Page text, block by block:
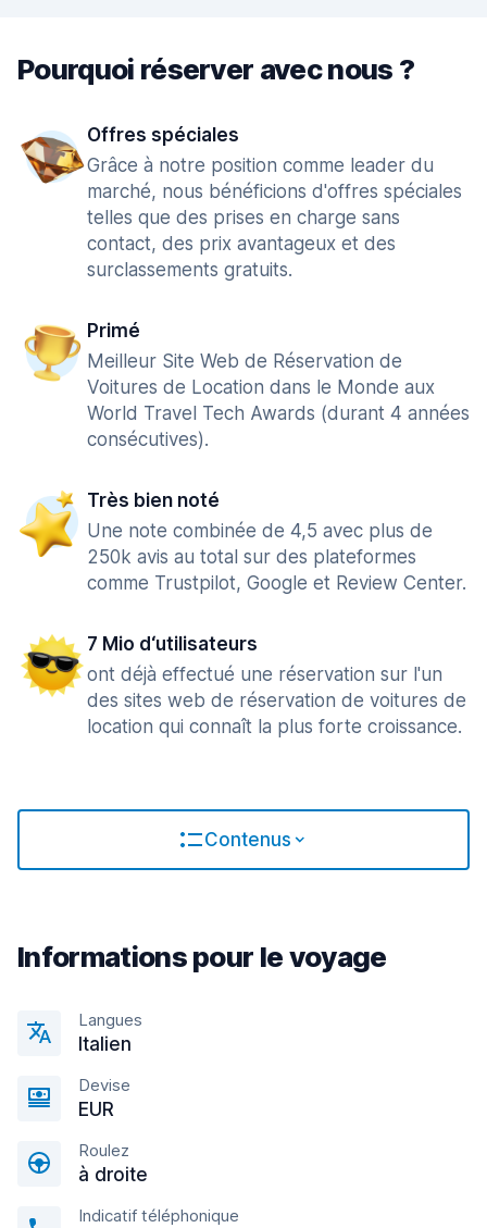
Pourquoi réserver avec nous ?
Offres spéciales
Grâce à notre position comme leader du
marché, nous bénéficions d'offres spéciales
telles que des prises en charge sans
contact, des prix avantageux et des
surclassements gratuits.
Primé
Meilleur Site Web de Réservation de
Voitures de Location dans le Monde aux
World Travel Tech Awards (durant 4 années
consécutives).
Très bien noté
Une note combinée de 4,5 avec plus de
250k avis au total sur des plateformes
comme Trustpilot, Google et Review Center.
7 Mio d‘utilisateurs
ont déjà effectué une réservation sur l'un
des sites web de réservation de voitures de
location qui connaît la plus forte croissance.
Contenus
Informations pour le voyage
Langues
Italien
Devise
EUR
Roulez
à droite
Indicatif téléphonique